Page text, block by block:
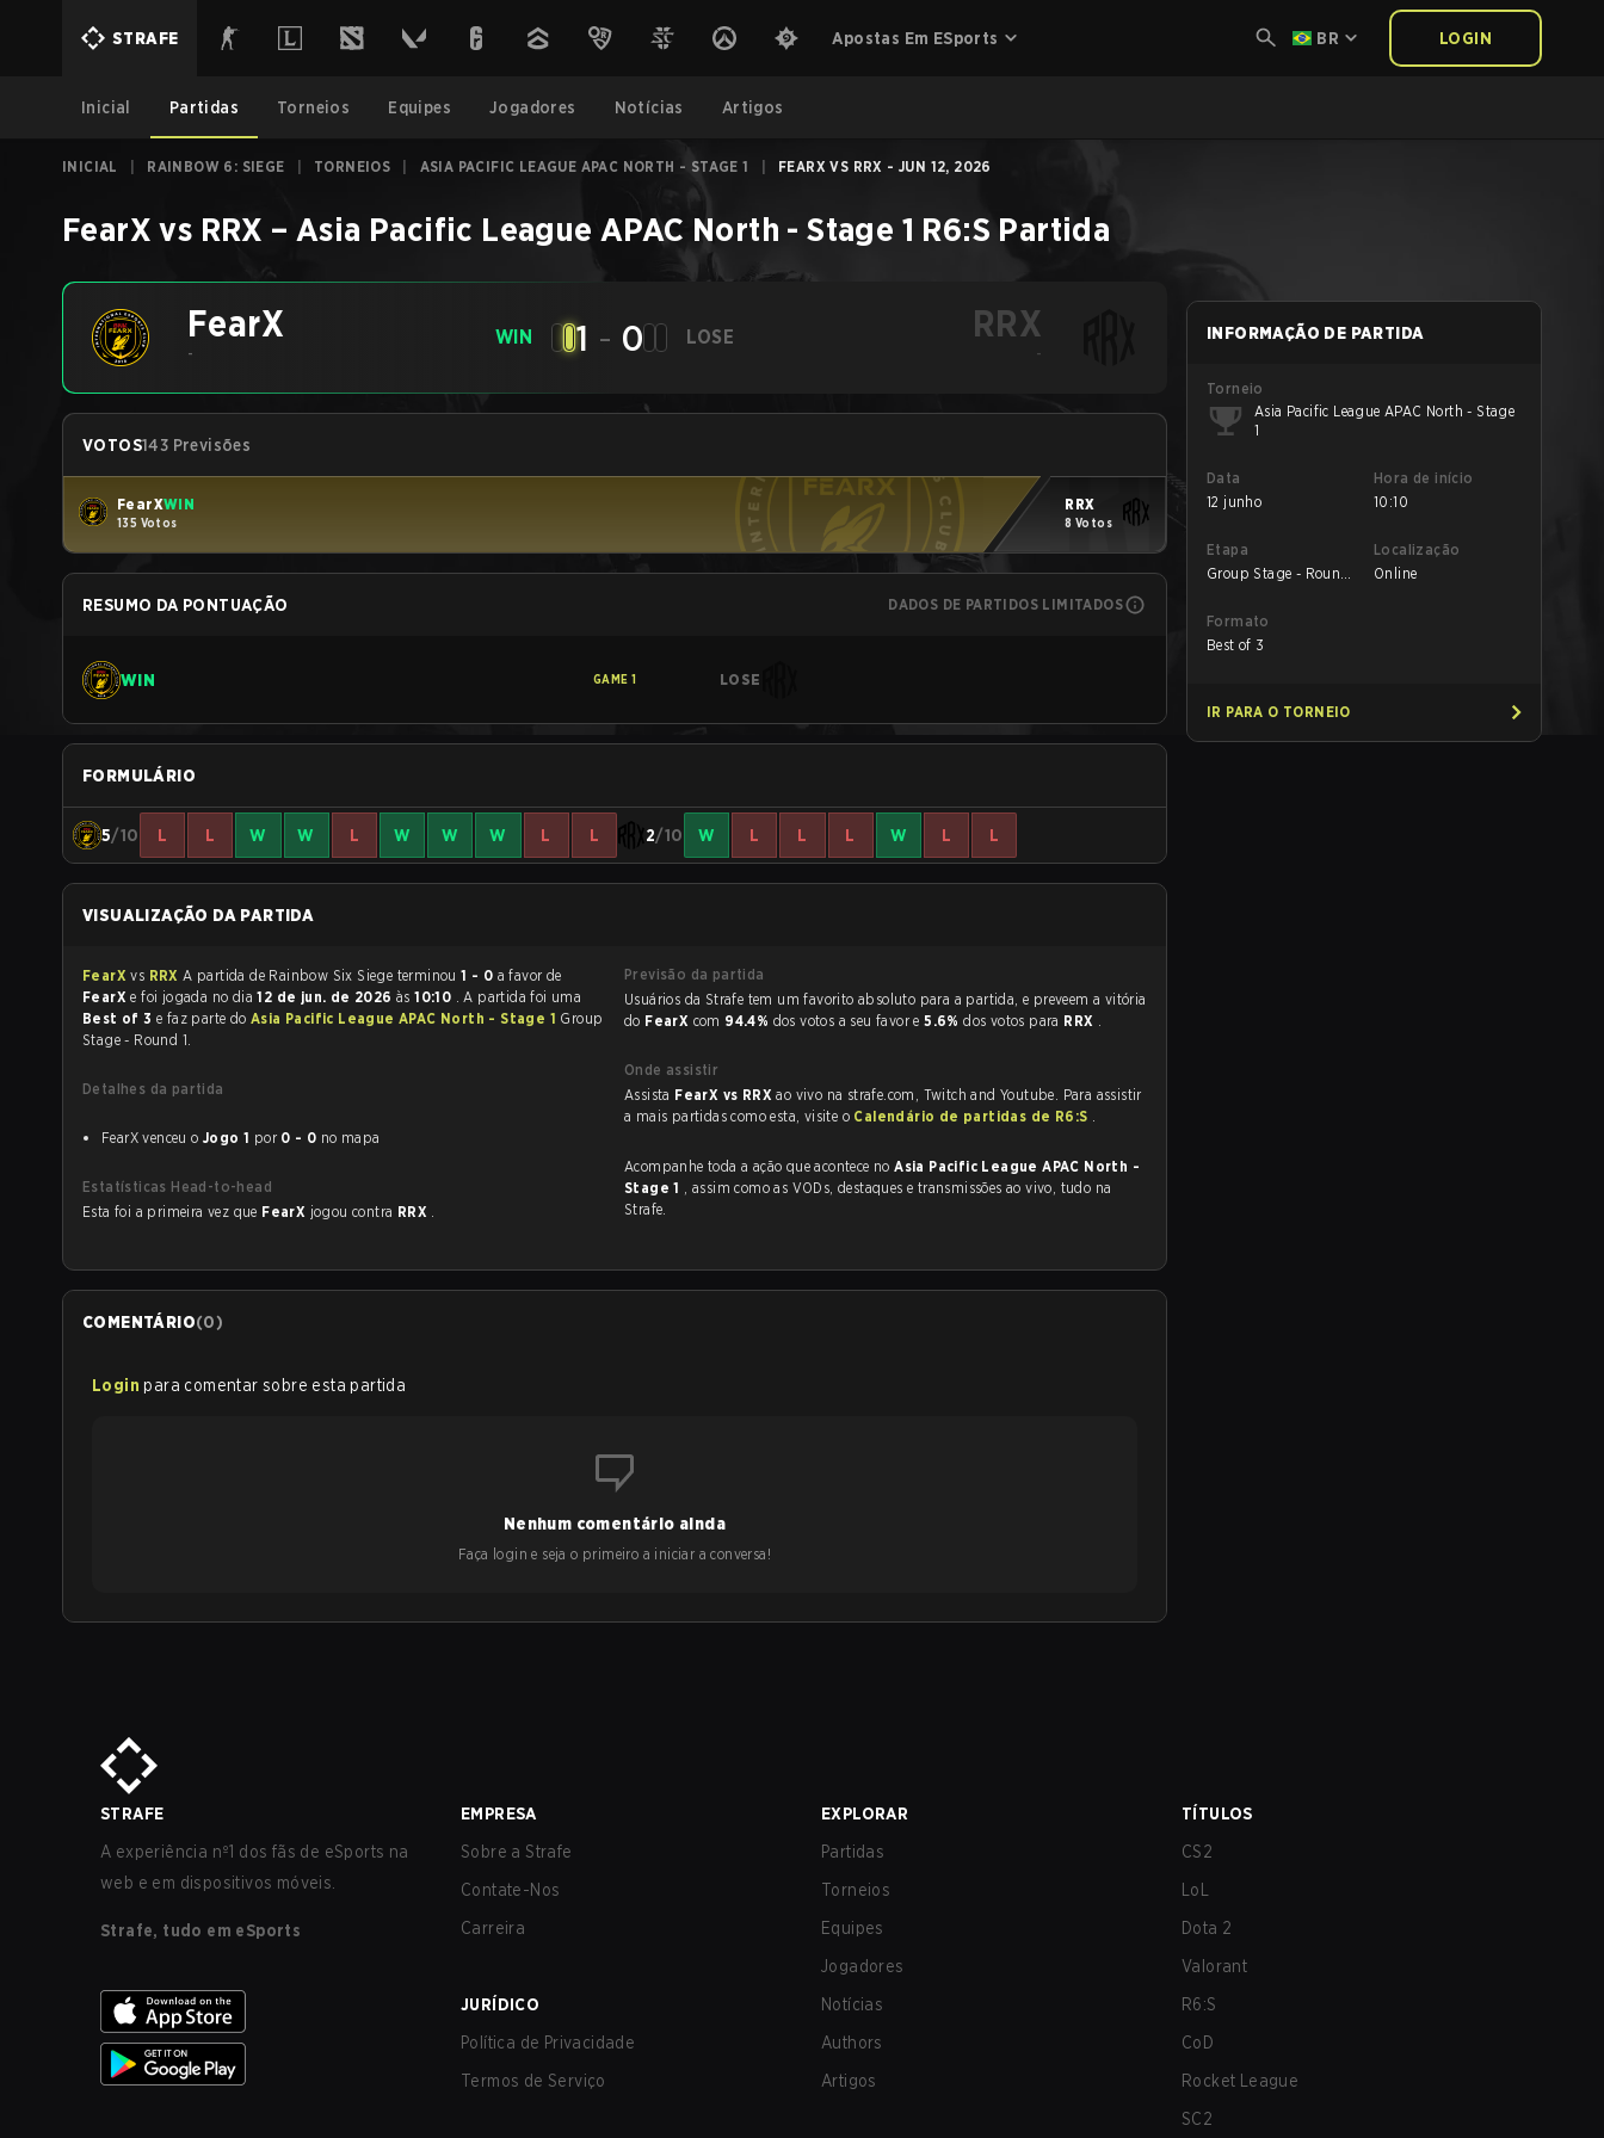
STRAFE Apostas Em ESports BR LOGIN
Inicial Partidas Torneios Equipes Jogadores Notícias Artigos
INICIAL RAINBOW 6: SIEGE TORNEIOS ASIA PACIFIC LEAGUE APAC NORTH - STAGE 1 FEARX VS RRX - JUN 12, 2026
FearX vs RRX –Asia Pacific League APAC North - Stage 1 R6:S Partida
FearX
-
WIN 1 - 0 LOSE RRX
-
VOTOS143 Previsões
FearXWIN
135 Votos
RRX
8 Votos
RESUMO DA PONTUAÇÃO DADOS DE PARTIDOS LIMITADOS
WIN GAME 1 LOSE
FORMULÁRIO
5/10 L L W W L W W W L L 2/10 W L L L W L L
VISUALIZAÇÃO DA PARTIDA
FearXvs RRX A partida de Rainbow Six Siege terminou1 - 0 a favor de
FearX
e foi jogada no dia12 de jun. de 2026 às10:10 . A partida foi uma
Best of 3 e faz parte do Asia Pacific League APAC North - Stage 1 Group
Stage - Round 1.
Detalhes da partida
FearX venceu o Jogo 1 por 0 - 0 no mapa
Estatísticas Head-to-head
Esta foi a primeira vez que FearX jogou contra RRX .
Previsão da partida
Usuários da Strafe tem um favorito absoluto para a partida, e preveem a vitória
do FearX com 94.4% dos votos a seu favor e5.6%dos votos para RRX .
Onde assistir
Assista FearX vs RRXao vivo na strafe.com, Twitch and Youtube. Para assistir
a mais partidas como esta, visite o Calendário de partidas de R6:S .
Acompanhe toda a ação que acontece noAsia Pacific League APAC North -
Stage 1 , assim como as VODs, destaques e transmissões ao vivo, tudo na
Strafe.
COMENTÁRIO(0)
Login para comentar sobre esta partida
Nenhum comentário ainda
Faça login e seja o primeiro a iniciar a conversa!
INFORMAÇÃO DE PARTIDA
Torneio
Asia Pacific League APAC North - Stage
1
Data
12 junho
Hora de início
10:10
Etapa
Group Stage - Round
Localização
Online
Formato
Best of 3
IR PARA O TORNEIO
STRAFE
A experiência nº1 dos fãs de eSports na
web e em dispositivos móveis.
Strafe, tudo em eSports
EMPRESA
Sobre a Strafe
Contate-Nos
Carreira
JURÍDICO
Política de Privacidade
Termos de Serviço
EXPLORAR
Partidas
Torneios
Equipes
Jogadores
Notícias
Authors
Artigos
TÍTULOS
CS2
LoL
Dota 2
Valorant
R6:S
CoD
Rocket League
SC2